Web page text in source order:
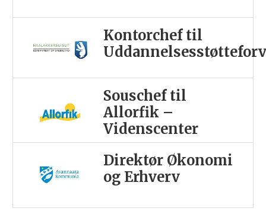
Kontorchef til
Souschef til
Allorfik –
Videnscenter
Direktør Økonomi
og Erhverv